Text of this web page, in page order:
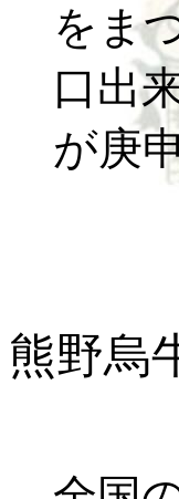
をま
口出
が庚
熊野烏